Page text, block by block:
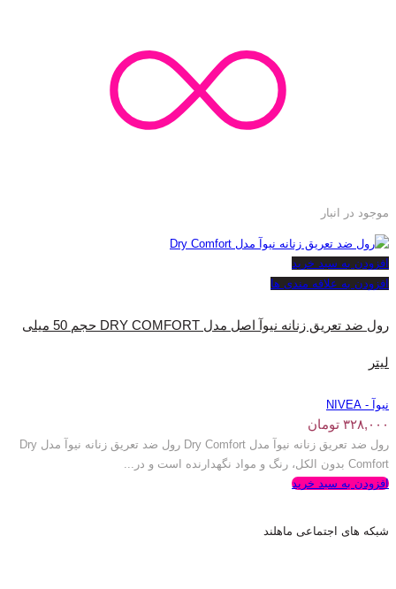
موجود در انبار
افزودن به سبد خرید
افزودن به علاقه مندی ها
رول ضد تعریق زنانه نیوآ اصل مدل DRY COMFORT حجم 50 میلی
لیتر
نیوآ - NIVEA
۳۲۸,۰۰۰ تومان
رول ضد تعریق زنانه نیوآ مدل Dry Comfort رول ضد تعریق زنانه نیوآ مدل Dry
Comfort بدون الکل، رنگ و مواد نگهدارنده است و در...
افزودن به سبد خرید
شبکه های اجتماعی ماهلند